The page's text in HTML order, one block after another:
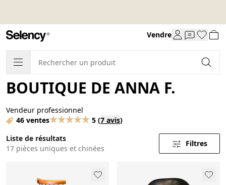
Vendre
BOUTIQUE DE ANNA F.
Vendeur professionnel
46 ventes
5 (7 avis)
Liste de résultats
17 pièces uniques et chinées
Filtres